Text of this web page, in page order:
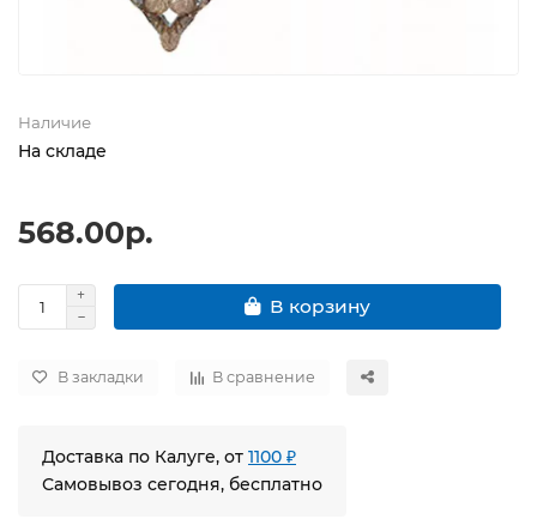
Наличие
На складе
568.00р.
В корзину
В закладки В сравнение
Доставка по Калуге, от 1100 ₽
Самовывоз сегодня, бесплатно